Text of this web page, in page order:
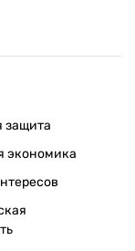
защита
экономика